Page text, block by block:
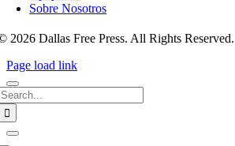
Sobre Nosotros
2026 Dallas Free Press. All Rights Reserved.
Page load link